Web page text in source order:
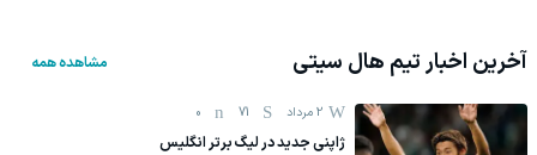
آخرین اخبار تیم هال سیتی مشاهده همه
2 مرداد 71
0
ژاپنی جدید در لیگ برتر انگلیس